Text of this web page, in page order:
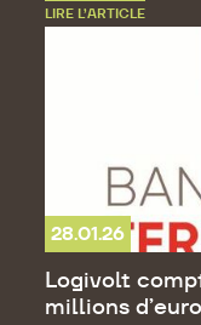
LIRE L’ARTICLE
28.01.26
Logivolt
millions